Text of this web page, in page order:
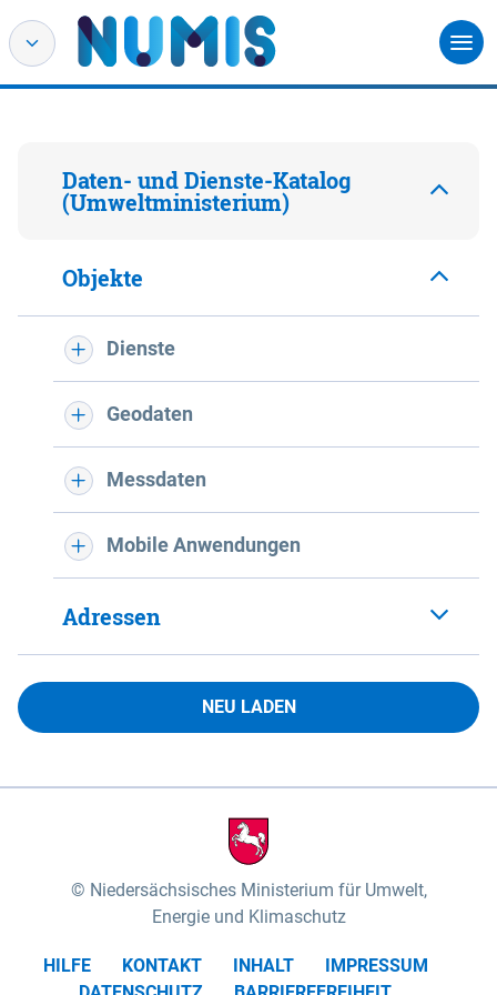
Daten- und Dienste-Katalog
(Umweltministerium)
Objekte
Dienste
Geodaten
Messdaten
Mobile Anwendungen
Adressen
NEU LADEN
Niedersächsisches Ministerium für Umwelt,
Energie und Klimaschutz
HILFE KONTAKT INHALT
IMPRESSUM